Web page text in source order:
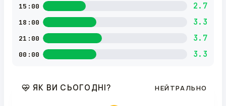
15:00 2.7
18:00 3.3
21:00 3.7
00:00 3.3
ЯК ВИ СЬОГОДНІ? НЕЙТРАЛЬНО